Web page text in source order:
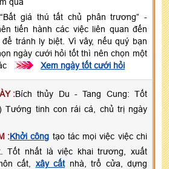
giá thú tất chủ phân trương” -
tiến hành các việc liên quan đến
tránh ly biệt. Vì vây, nếu quý bạn
ngày cưới hỏi tốt thì nên chọn một
>>> Xem ngày tốt cưới hỏi
:Bích thủy Du - Tang Cung: Tốt
Tướng tinh con rái cá, chủ trị ngày
:Khởi công tạo tác mọi việc việc chi
Tốt nhất là việc khai trương, xuất
cất, xây cấtnhà, trổ cửa, dựng